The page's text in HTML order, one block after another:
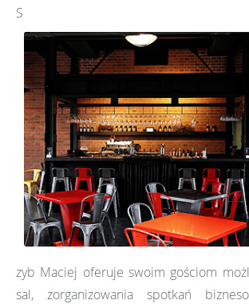
S
zyb Maciej oferuje swoim gościom
sal, zorganizowania spotkań